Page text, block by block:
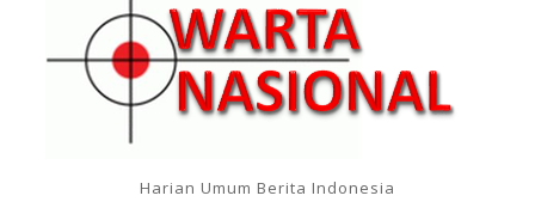
Harian Umum Berita Indonesia